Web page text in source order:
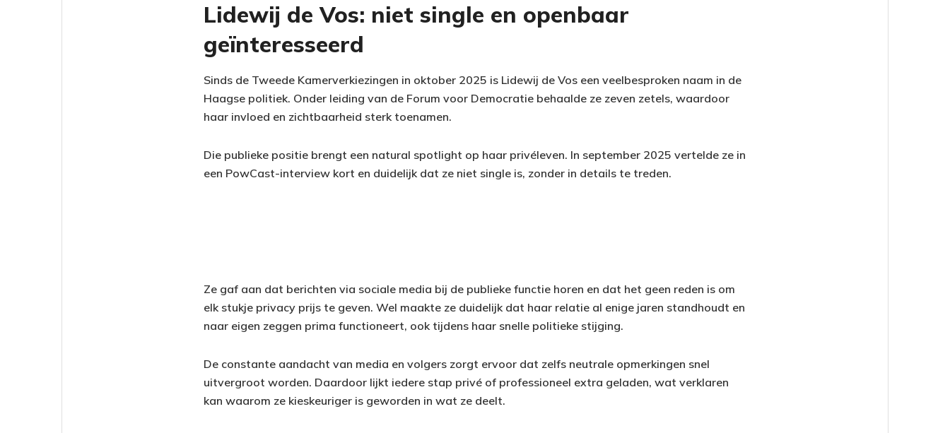
Lidewij de Vos: niet single en openbaar
geïnteresseerd
Sinds de Tweede Kamerverkiezingen in oktober 2025 is Lidewij de Vos een veelbesproken naam in de
Haagse politiek. Onder leiding van de Forum voor Democratie behaalde ze zeven zetels, waardoor
haar invloed en zichtbaarheid sterk toenamen.
Die publieke positie brengt een natural spotlight op haar privéleven. In september 2025 vertelde ze in
een PowCast-interview kort en duidelijk dat ze niet single is, zonder in details te treden.
Ze gaf aan dat berichten via sociale media bij de publieke functie horen en dat het geen reden is om
elk stukje privacy prijs te geven. Wel maakte ze duidelijk dat haar relatie al enige jaren standhoudt en
naar eigen zeggen prima functioneert, ook tijdens haar snelle politieke stijging.
De constante aandacht van media en volgers zorgt ervoor dat zelfs neutrale opmerkingen snel
uitvergroot worden. Daardoor lijkt iedere stap privé of professioneel extra geladen, wat verklaren
kan waarom ze kieskeuriger is geworden in wat ze deelt.